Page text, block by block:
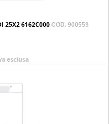
25X2 6162C000 COD. 900559
esclusa